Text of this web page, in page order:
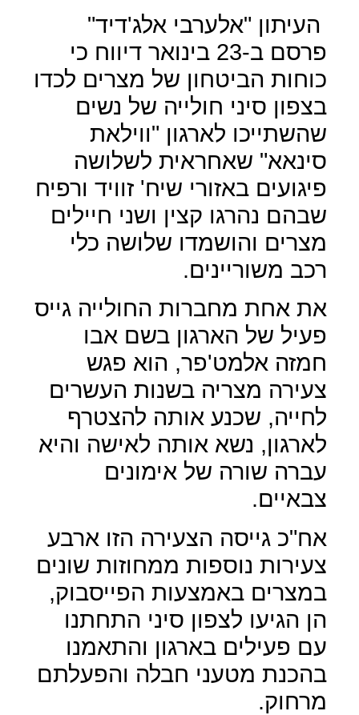
העיתון "אלערבי אלג'דיד"
פרסם ב-23 בינואר דיווח כי
כוחות הביטחון של מצרים לכדו
בצפון סיני חולייה של נשים
שהשתייכו לארגון "ווילאת
סינאא" שאחראית לשלושה
פיגועים באזורי שיח' זוויד ורפיח
שבהם נהרגו קצין ושני חיילים
מצרים והושמדו שלושה כלי
רכב משוריינים.
את אחת מחברות החולייה גייס
פעיל של הארגון בשם אבו
חמזה אלמט'פר, הוא פגש
צעירה מצריה בשנות העשרים
לחייה, שכנע אותה להצטרף
לארגון, נשא אותה לאישה והיא
עברה שורה של אימונים
צבאיים.
אח"כ גייסה הצעירה הזו ארבע
צעירות נוספות ממחוזות שונים
במצרים באמצעות הפייסבוק,
הן הגיעו לצפון סיני התחתנו
עם פעילים בארגון והתאמנו
בהכנת מטעני חבלה והפעלתם
מרחוק.